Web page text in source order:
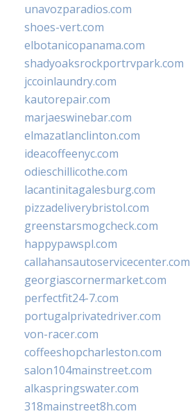
unavozparadios.com
shoes-vert.com
elbotanicopanama.com
shadyoaksrockportrvpark.com
jccoinlaundry.com
kautorepair.com
marjaeswinebar.com
elmazatlanclinton.com
ideacoffeenyc.com
odieschillicothe.com
lacantinitagalesburg.com
pizzadeliverybristol.com
greenstarsmogcheck.com
happypawspl.com
callahansautoservicecenter.com
georgiascornermarket.com
perfectfit24-7.com
portugalprivatedriver.com
von-racer.com
coffeeshopcharleston.com
salon104mainstreet.com
alkaspringswater.com
318mainstreet8h.com